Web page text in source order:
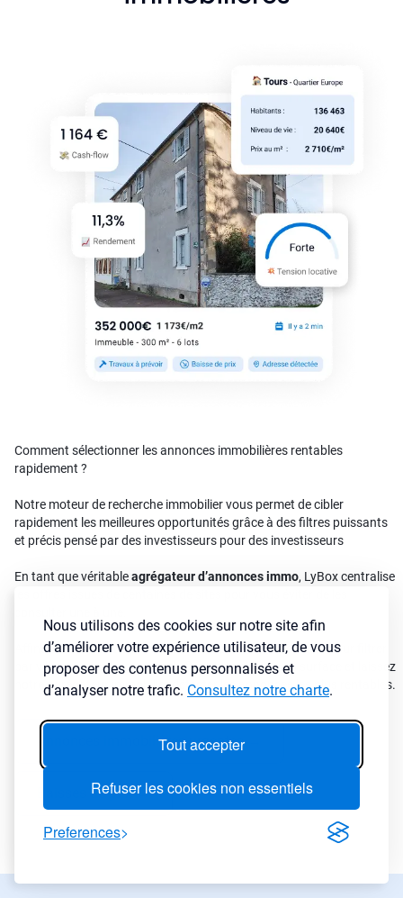
Nous utilisons des cookies sur notre site afin
d’améliorer votre expérience utilisateur, de vous
proposer des contenus personnalisés et
d’analyser notre trafic. Consultez notre charte.
Tout accepter
Refuser les cookies non essentiels
Preferences
Comment sélectionner les annonces immobilières rentables
rapidement ?
Notre moteur de recherche immobilier vous permet de cibler
rapidement les meilleures opportunités grâce à des filtres puissants
et précis pensé par des investisseurs pour des investisseurs
En tant que véritableagrégateur d’annonces immo, LyBox centralise
Affinez vos résultats avec plus de 30 critères disponibles pour filtrer
par ville, prix, rendement, cash-flow, type de bien ou surface et laissez
notre agrégateur immobilier détecter les annonces les plus rentables.
Annonces immobilières urgentes
Baisses de prix→